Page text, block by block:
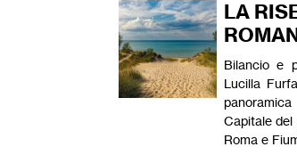
LA
Bilancio e
Lucilla
Capitale del
Roma e